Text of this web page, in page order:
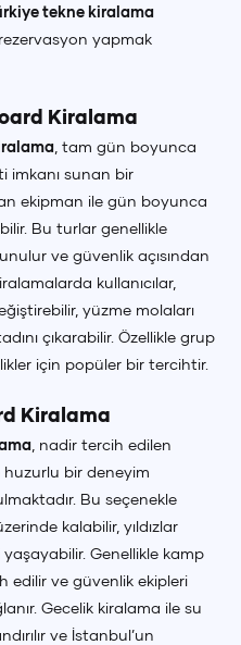
tekne kiralama
yapmak
Kiralama
, tam gün boyunca
imkanı sunan bir
ekipman ile gün boyunca
Bu turlar genellikle
ve güvenlik açısından
kullanıcılar,
yüzme molaları
çıkarabilir. Özellikle grup
için popüler bir tercihtir.
Kiralama
, nadir tercih edilen
huzurlu bir deneyim
Bu seçenekle
kalabilir, yıldızlar
Genellikle kamp
edilir ve güvenlik ekipleri
Gecelik kiralama ile su
ve İstanbul’un